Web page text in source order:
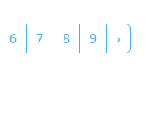
6 7 8 9 ›